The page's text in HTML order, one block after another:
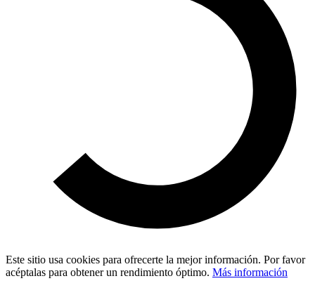
Este sitio usa cookies para ofrecerte la mejor información. Por favor
acéptalas para obtener un rendimiento óptimo. Más información